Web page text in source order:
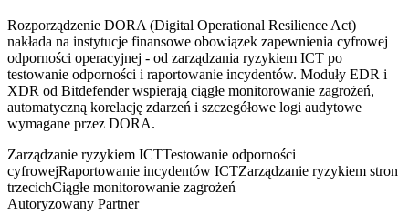
Rozporządzenie DORA (Digital Operational Resilience Act)
nakłada na instytucje finansowe obowiązek zapewnienia cyfrowej
odporności operacyjnej - od zarządzania ryzykiem ICT po
testowanie odporności i raportowanie incydentów. Moduły EDR i
XDR od Bitdefender wspierają ciągłe monitorowanie zagrożeń,
automatyczną korelację zdarzeń i szczegółowe logi audytowe
wymagane przez DORA.
Zarządzanie ryzykiem ICTTestowanie odporności
cyfrowejRaportowanie incydentów ICTZarządzanie ryzykiem stron
trzecichCiągłe monitorowanie zagrożeń
Autoryzowany Partner